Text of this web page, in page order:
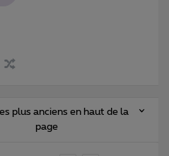
plus anciens en haut de la
page